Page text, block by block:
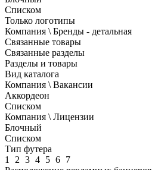
Списком
Только логотипы
Компания \ Бренды - детальная
Связанные товары
Связанные разделы
Разделы и товары
Вид каталога
Компания \ Вакансии
Аккордеон
Списком
Компания \ Лицензии
Блочный
Списком
Тип футера
1
2 3 4 5 6 7